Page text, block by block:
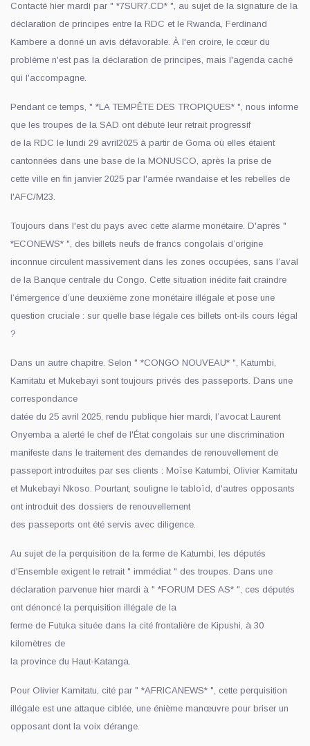
Contacté hier mardi par " *7SUR7.CD* ", au sujet de la signature de la
déclaration de principes entre la RDC et le Rwanda, Ferdinand
Kambere a donné un avis défavorable. À l'en croire, le cœur du
problème n'est pas la déclaration de principes, mais l'agenda caché
qui l'accompagne.
Pendant ce temps, " *LA TEMPÊTE DES TROPIQUES* ", nous informe
que les troupes de la SAD ont débuté leur retrait progressif
de la RDC le lundi 29 avril2025 à partir de Goma où elles étaient
cantonnées dans une base de la MONUSCO, après la prise de
cette ville en fin janvier 2025 par l'armée rwandaise et les rebelles de
l'AFC/M23.
Toujours dans l'est du pays avec cette alarme monétaire. D'après "
*ECONEWS* ", des billets neufs de francs congolais d’origine
inconnue circulent massivement dans les zones occupées, sans l’aval
de la Banque centrale du Congo. Cette situation inédite fait craindre
l’émergence d’une deuxième zone monétaire illégale et pose une
question cruciale : sur quelle base légale ces billets ont-ils cours légal
?
Dans un autre chapitre. Selon " *CONGO NOUVEAU* ", Katumbi,
Kamitatu et Mukebayi sont toujours privés des passeports. Dans une
correspondance
datée du 25 avril 2025, rendu publique hier mardi, l’avocat Laurent
Onyemba a alerté le chef de l'État congolais sur une discrimination
manifeste dans le traitement des demandes de renouvellement de
passeport introduites par ses clients : Moïse Katumbi, Olivier Kamitatu
et Mukebayi Nkoso. Pourtant, souligne le tabloïd, d'autres opposants
ont introduit des dossiers de renouvellement
des passeports ont été servis avec diligence.
Au sujet de la perquisition de la ferme de Katumbi, les députés
d'Ensemble exigent le retrait " immédiat " des troupes. Dans une
déclaration parvenue hier mardi à " *FORUM DES AS* ", ces députés
ont dénoncé la perquisition illégale de la
ferme de Futuka située dans la cité frontalière de Kipushi, à 30
kilomètres de
la province du Haut-Katanga.
Pour Olivier Kamitatu, cité par " *AFRICANEWS* ", cette perquisition
illégale est une attaque ciblée, une énième manœuvre pour briser un
opposant dont la voix dérange.